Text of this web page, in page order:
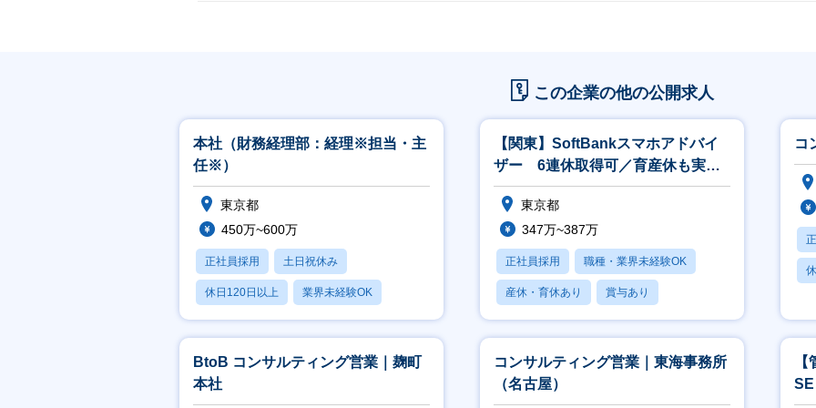
この企業の他の公開求人
本社（財務経理部：経理※担当・主
任※）
東京都
450万~600万
正社員採用 土日祝休み
休日120日以上 業界未経験OK
産休・育休あり
【関東】SoftBankスマホアドバイ
ザー 6連休取得可／育産休も実績
有／研修充実
東京都
347万~387万
正社員採用 職種・業界未経験OK
産休・育休あり 賞与あり
パパママ社員活躍中
コ
BtoB コンサルティング営業｜麹町
本社
コンサルティング営業｜東海事務所
（名古屋）